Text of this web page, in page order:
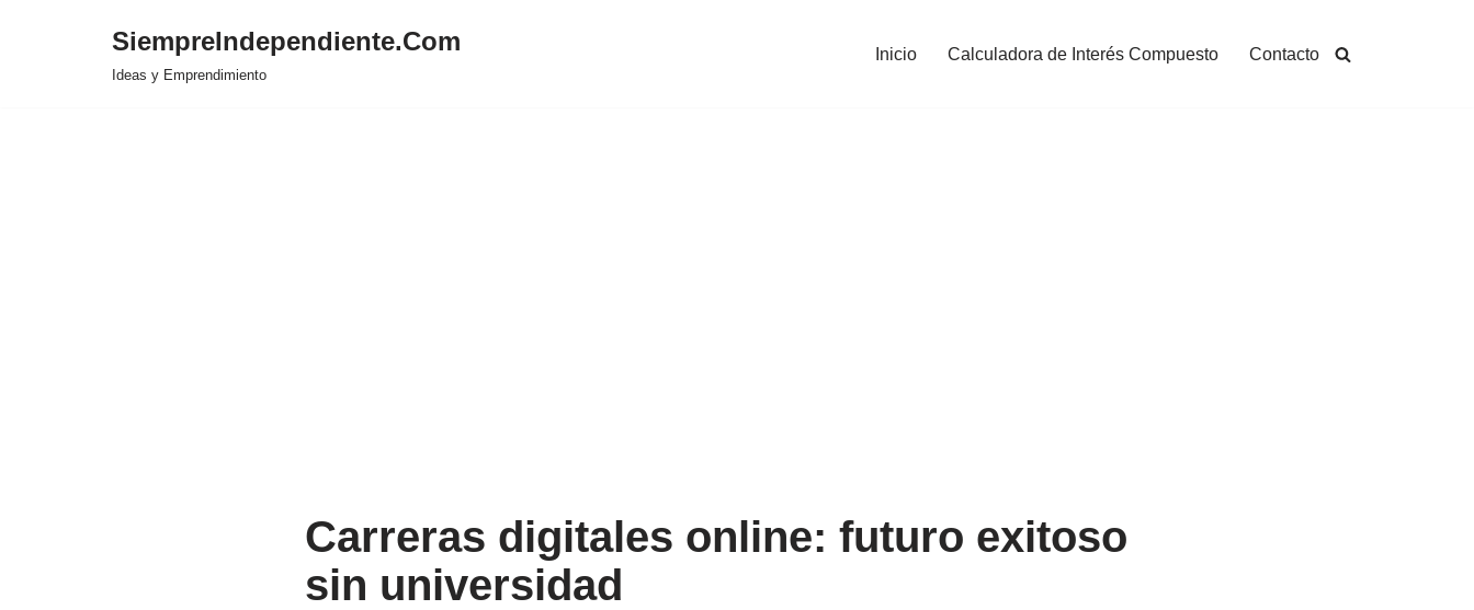
SiempreIndependiente.Com
Ideas y Emprendimiento
Inicio Calculadora de Interés Compuesto Contacto
Carreras digitales online: futuro exitoso
sin universidad